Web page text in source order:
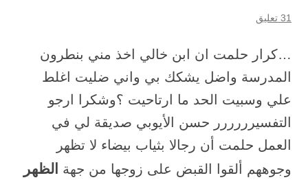
31 تعليق
…كرار حلمت ان ابن خالي اخذ مني بنطرون
المدرسة واضل يشكك بي واني ضليت اغلط
علي وسبيت الحد ما ارتاحيت ؟وشكرا ارجو
التفسيرررررر حسن الأيوبي صديقة لي في
العمل حلمت أن رجالا بثياب بيضاء لا تظهر
وجوههم ألقوا القبض على زوجها من جهة الظهر